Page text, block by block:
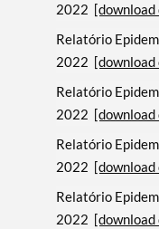
2022 [download
Relatório
2022 [download
Relatório
2022 [download
Relatório
2022 [download
Relatório
2022 [download